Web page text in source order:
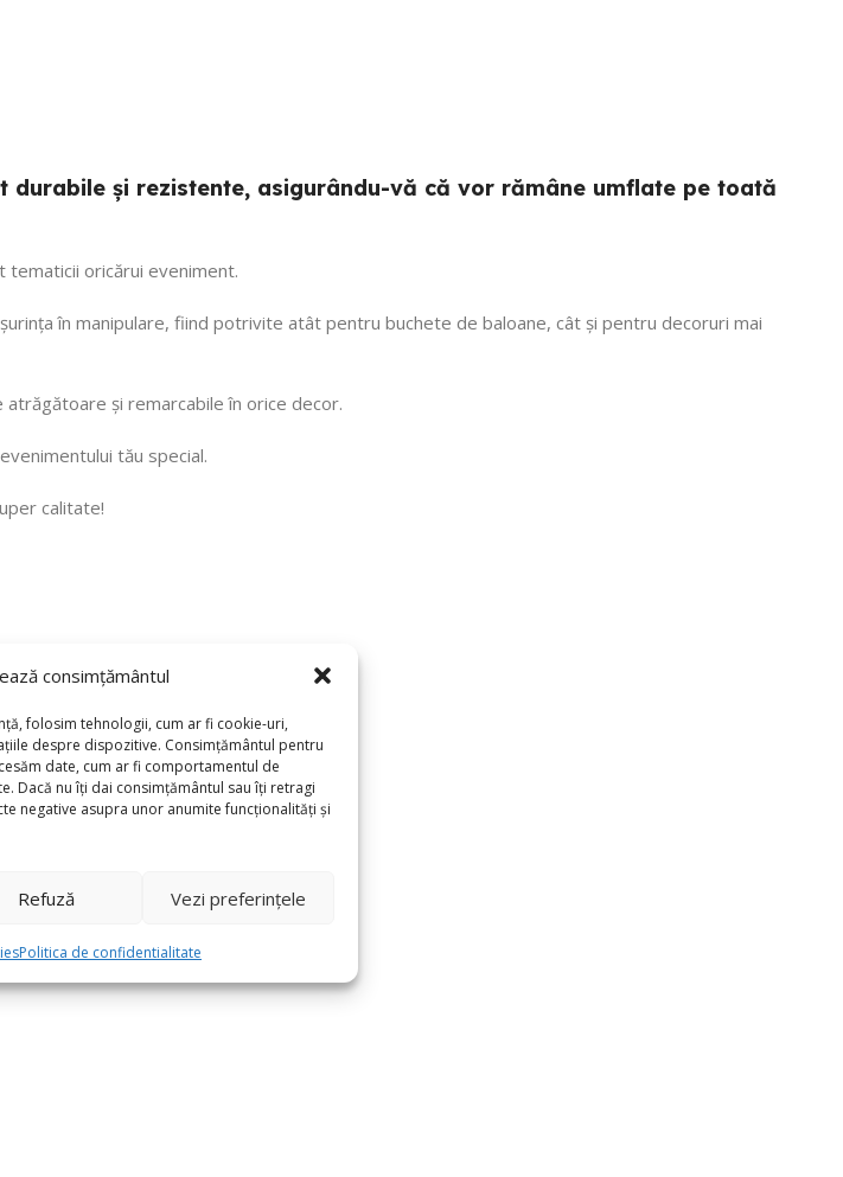
consimțământul
folosim tehnologii, cum ar fi cookie-uri,
despre dispozitive. Consimțământul pentru
date, cum ar fi comportamentul de
Dacă nu îți dai consimțământul sau îți retragi
negative asupra unor anumite funcționalități și
Refuză Vezi preferințele
Politica de confidentialitate
și rezistente, asigurându-vă că vor rămâne umflate pe toată
tematicii oricărui eveniment.
în manipulare, fiind potrivite atât pentru buchete de baloane, cât și pentru decoruri mai
și remarcabile în orice decor.
tău special.
calitate!